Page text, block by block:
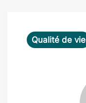
Qualité de vie